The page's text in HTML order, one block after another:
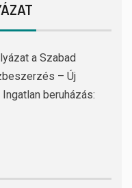
a Szabad
– Új
beruházás: